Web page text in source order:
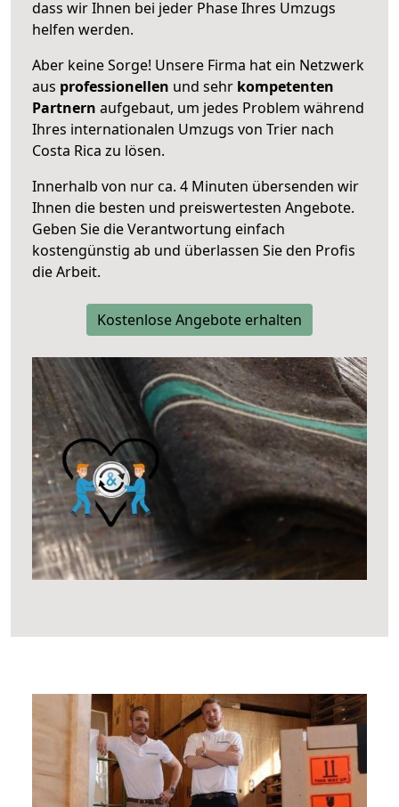
dass wir Ihnen bei jeder Phase Ihres Umzugs
helfen werden.
Aber keine Sorge! Unsere Firma hat ein Netzwerk
aus professionellen und sehr kompetenten
Partnern aufgebaut, um jedes Problem während
Ihres internationalen Umzugs von Trier nach
Costa Rica zu lösen.
Innerhalb von nur ca. 4 Minuten übersenden wir
Ihnen die besten und preiswertesten Angebote.
Geben Sie die Verantwortung einfach
kostengünstig ab und überlassen Sie den Profis
die Arbeit.
Kostenlose Angebote erhalten